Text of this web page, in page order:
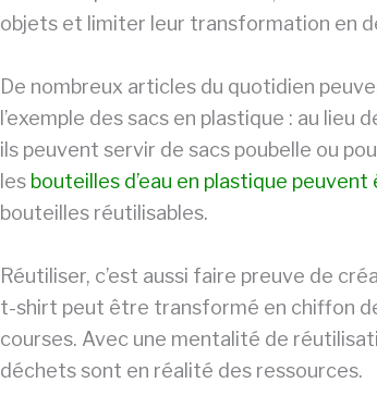
objets et limiter leur transformation en
De nombreux articles du quotidien
l’exemple des sacs en plastique : au lieu
ils peuvent servir de sacs poubelle ou
les bouteilles d’eau en plastique
bouteilles réutilisables.
Réutiliser, c’est aussi faire preuve de
t-shirt peut être transformé en chiffon
courses. Avec une mentalité de
déchets sont en réalité des ressources.